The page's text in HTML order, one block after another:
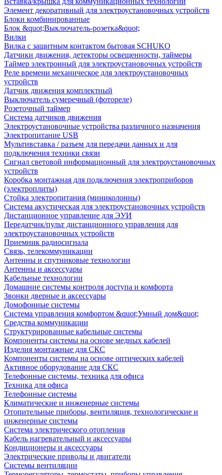
Элемент декоративный для электроустановочных устройств
Блоки комбинированные
Блок &quot;Выключатель-розетка&quot;
Вилки
Вилка с защитным контактом бытовая SCHUKO
Датчики движения, детекторы освещенности, таймеры
Таймер электронный для электроустановочных устройств
Реле времени механическое для электроустановочных
устройств
Датчик движения комплектный
Выключатель сумеречный (фотореле)
Розеточный таймер
Система датчиков движения
Электроустановочные устройства различного назначения
Электропитание USB
Мультивставка / разъем для передачи данных и для
подключения техники связи
Сигнал световой информационный для электроустановочных
устройств
Коробка монтажная для подключения электроприборов
(электроплиты)
Стойка электропитания (миниколонны)
Система акустическая для электроустановочных устройств
Дистанционное управление для ЭУИ
Передатчик/пульт дистанционного управления для
электроустановочных устройств
Приемник радиосигнала
Связь, телекоммуникации
Антенны и спутниковые технологии
Антенны и аксессуары
Кабельные технологии
Домашние системы контроля доступа и комфорта
Звонки дверные и аксессуары
Домофонные системы
Система управления комфортом &quot;Умный дом&quot;
Средства коммуникации
Структурированные кабельные системы
Компоненты системы на основе медных кабелей
Изделия монтажные для СКС
Компоненты системы на основе оптических кабелей
Активное оборудование для СКС
Телефонные системы, техника для офиса
Техника для офиса
Телефонные системы
Климатические и инженерные системы
Отопительные приборы, вентиляция, технологические и
инженерные системы
Система электрического отопления
Кабель нагревательный и аксессуары
Кондиционеры и аксессуары
Электрические приводы и двигатели
Системы вентиляции